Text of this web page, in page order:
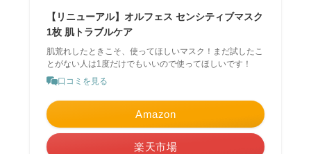
【リニューアル】オルフェス センシティブマスク
1枚 肌トラブルケア
肌荒れしたときこそ、使ってほしいマスク！まだ試したこ
とがない人は1度だけでもいいので使ってほしいです！
口コミを見る
Amazon
楽天市場